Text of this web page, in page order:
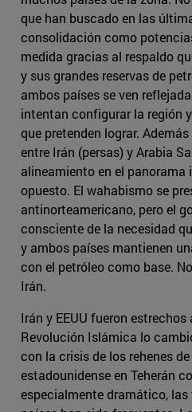
que han buscado en las
consolidación como
medida gracias al respaldo
y sus grandes reservas de
ambos países se ven
intentan configurar la región
que pretenden lograr.
entre Irán (persas) y Arabia
alineamiento en el
opuesto. El wahabismo se
antinorteamericano, pero el
consciente de la necesidad
y ambos países mantienen
con el petróleo como base.
Irán.
Irán y EEUU fueron
Revolución Islámica lo
con la crisis de los rehenes
estadounidense en Teherán
especialmente dramático,